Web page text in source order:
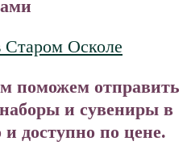
поможем отправить
и сувениры в
доступно по цене.